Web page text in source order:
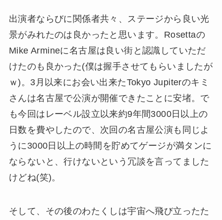
出演者ならびに関係者共々、ステージから良い光
景がみれたのは良かったと思います。Rosettaの
Mike Armineに名古屋は良い街と認識していただ
けたのも良かった(僕は握手させてもらいましたが
ｗ)。3月以来にお会い出来たTokyo Jupiterのキミ
さんは名古屋で公演が開催できたことに安堵。で
も今回はレーベル設立以来約9年間3000日以上の
日数を費やしたので、次回の名古屋公演も同じよ
うに3000日以上の時間を貯めてゲージが満タンに
ならないと、行けないという冗談を言ってました
けどね(笑)。
そして、その後のわたくしは宇宙へ飛び立ったた